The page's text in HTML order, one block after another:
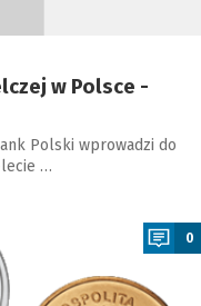
w Polsce -
Polski wprowadzi do
lecie …
0